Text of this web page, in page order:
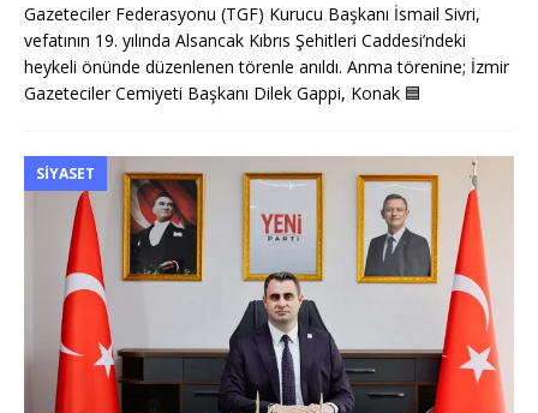
Gazeteciler Federasyonu (TGF) Kurucu Başkanı İsmail Sivri,
vefatının 19. yılında Alsancak Kıbrıs Şehitleri Caddesi’ndeki
heykeli önünde düzenlenen törenle anıldı. Anma törenine; İzmir
Gazeteciler Cemiyeti Başkanı Dilek Gappi, Konak 🟦
SIYASET